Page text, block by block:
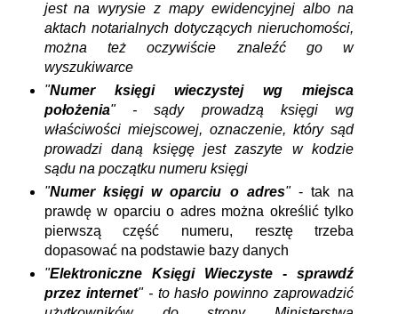
jest na wyrysie z mapy ewidencyjnej albo na
aktach notarialnych dotyczących nieruchomości,
można też oczywiście znaleźć go w
wyszukiwarce
"Numer księgi wieczystej wg miejsca
położenia" - sądy prowadzą księgi wg
właściwości miejscowej, oznaczenie, który sąd
prowadzi daną księgę jest zaszyte w kodzie
sądu na początku numeru księgi
"Numer księgi w oparciu o adres"- tak na
prawdę w oparciu o adres można określić tylko
pierwszą część numeru, resztę trzeba
dopasować na podstawie bazy danych
"Elektroniczne Księgi Wieczyste - sprawdź
przez internet" - to hasło powinno zaprowadzić